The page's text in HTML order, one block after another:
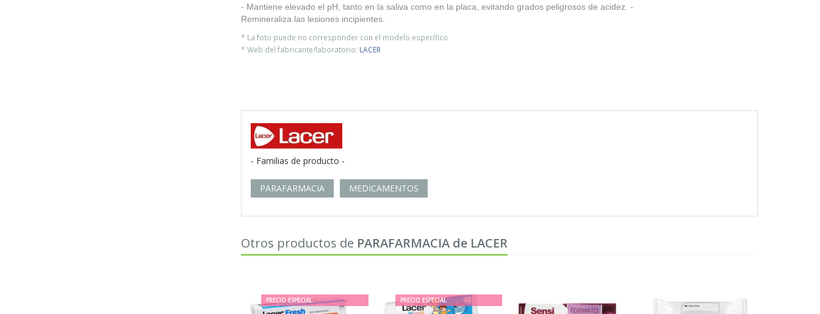
- Mantiene elevado el pH, tanto en la saliva como en la placa, evitando grados peligrosos de acidez. -
Remineraliza las lesiones incipientes.
* La foto puede no corresponder con el modelo específico
* Web del fabricante/laboratorio: LACER
- Familias de producto -
PARAFARMACIA MEDICAMENTOS
Otros productos de PARAFARMACIA de LACER
PRECIO ESPECIAL PRECIO ESPECIAL